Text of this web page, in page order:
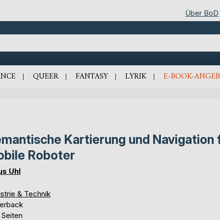
Über BoD
QUEER FANTASY LYRIK E-BOOK-
Kartierung und Navigation
Roboter
Uhl
& Technik